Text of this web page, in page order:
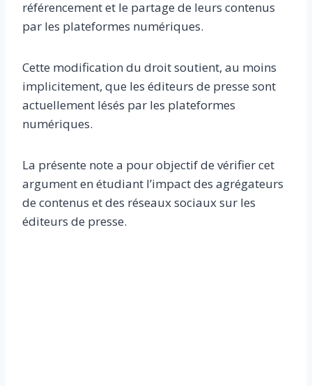
référencement et le partage de leurs contenus
par les plateformes numériques.
Cette modification du droit soutient, au moins
implicitement, que les éditeurs de presse sont
actuellement lésés par les plateformes
numériques.
La présente note a pour objectif de vérifier cet
argument en étudiant l’impact des agrégateurs
de contenus et des réseaux sociaux sur les
éditeurs de presse.